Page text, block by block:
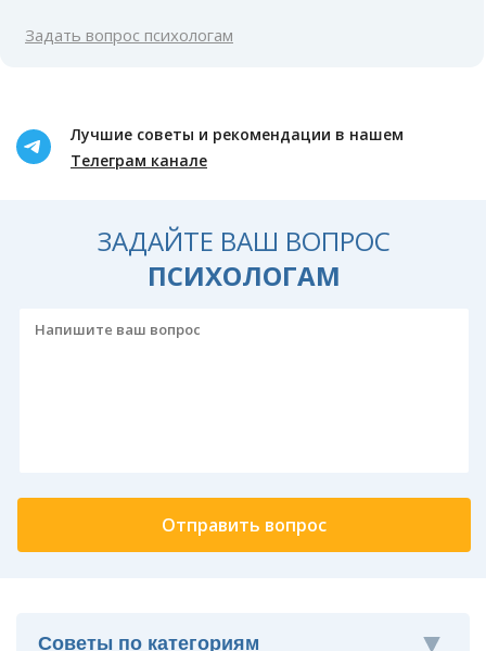
Задать вопрос психологам
Лучшие советы и рекомендации в нашем
Телеграм канале
ЗАДАЙТЕ ВАШ ВОПРОС
ПСИХОЛОГАМ